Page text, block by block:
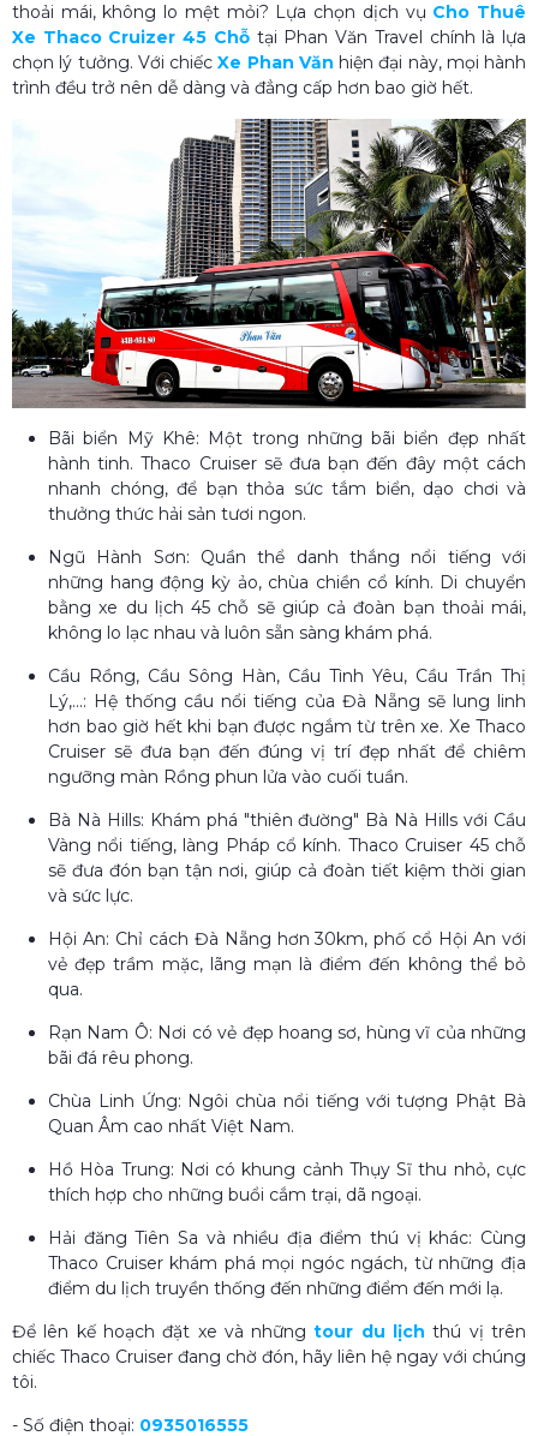
thoải mái, không lo mệt mỏi? Lựa chọn dịch vụ Cho Thuê
Xe Thaco Cruizer 45 Chỗtại Phan Văn Travel chính là lựa
chọn lý tưởng. Với chiếcXe Phan Văn hiện đại này, mọi hành
trình đều trở nên dễ dàng và đẳng cấp hơn bao giờ hết.
Bãi biển Mỹ Khê: Một trong những bãi biển đẹp nhất
hành tinh. Thaco Cruiser sẽ đưa bạn đến đây một cách
nhanh chóng, để bạn thỏa sức tắm biển, dạo chơi và
thưởng thức hải sản tươi ngon.
Ngũ Hành Sơn: Quần thể danh thắng nổi tiếng với
những hang động kỳ ảo, chùa chiền cổ kính. Di chuyển
bằng xe du lịch 45 chỗ sẽ giúp cả đoàn bạn thoải mái,
không lo lạc nhau và luôn sẵn sàng khám phá.
Cầu Rồng, Cầu Sông Hàn, Cầu Tình Yêu, Cầu Trần Thị
Lý,...: Hệ thống cầu nổi tiếng của Đà Nẵng sẽ lung linh
hơn bao giờ hết khi bạn được ngắm từ trên xe. Xe Thaco
Cruiser sẽ đưa bạn đến đúng vị trí đẹp nhất để chiêm
ngưỡng màn Rồng phun lửa vào cuối tuần.
Bà Nà Hills: Khám phá "thiên đường" Bà Nà Hills với Cầu
Vàng nổi tiếng, làng Pháp cổ kính. Thaco Cruiser 45 chỗ
sẽ đưa đón bạn tận nơi, giúp cả đoàn tiết kiệm thời gian
và sức lực.
Hội An: Chỉ cách Đà Nẵng hơn 30km, phố cổ Hội An với
vẻ đẹp trầm mặc, lãng mạn là điểm đến không thể bỏ
qua.
Rạn Nam Ô: Nơi có vẻ đẹp hoang sơ, hùng vĩ của những
bãi đá rêu phong.
Chùa Linh Ứng: Ngôi chùa nổi tiếng với tượng Phật Bà
Quan Âm cao nhất Việt Nam.
Hồ Hòa Trung: Nơi có khung cảnh Thụy Sĩ thu nhỏ, cực
thích hợp cho những buổi cắm trại, dã ngoại.
Hải đăng Tiên Sa và nhiều địa điểm thú vị khác: Cùng
Thaco Cruiser khám phá mọi ngóc ngách, từ những địa
điểm du lịch truyền thống đến những điểm đến mới lạ.
Để lên kế hoạch đặt xe và nhữngtour du lịch thú vị trên
chiếc Thaco Cruiser đang chờ đón, hãy liên hệ ngay với chúng
tôi.
- Số điện thoại: 0935016555